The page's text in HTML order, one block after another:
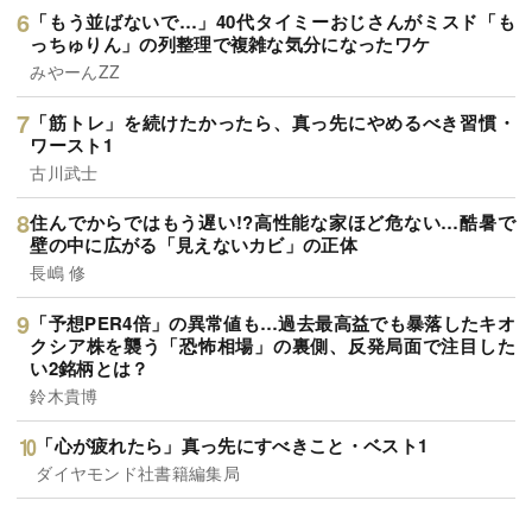
「もう並ばないで…」40代タイミーおじさんがミスド「も
っちゅりん」の列整理で複雑な気分になったワケ
みやーんZZ
「筋トレ」を続けたかったら、真っ先にやめるべき習慣・
ワースト1
古川武士
住んでからではもう遅い!?高性能な家ほど危ない…酷暑で
壁の中に広がる「見えないカビ」の正体
長嶋 修
「予想PER4倍」の異常値も…過去最高益でも暴落したキオ
クシア株を襲う「恐怖相場」の裏側、反発局面で注目した
い2銘柄とは？
鈴木貴博
「心が疲れたら」真っ先にすべきこと・ベスト1
ダイヤモンド社書籍編集局